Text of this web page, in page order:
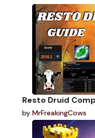
Resto Druid
by MrFreakingCows